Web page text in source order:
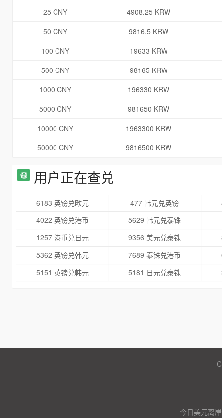
25 CNY
4908.25 KRW
50 CNY
9816.5 KRW
100 CNY
19633 KRW
500 CNY
98165 KRW
1000 CNY
196330 KRW
5000 CNY
981650 KRW
10000 CNY
1963300 KRW
50000 CNY
9816500 KRW
用户正在查兑
6183 英镑兑欧元 477 韩元兑英镑
4022 英镑兑港币
5629 韩元兑泰铢
1257 港币兑日元
9356 美元兑泰铢
5362 英镑兑韩元
7689 泰铢兑港币
5151 英镑兑韩元
5181 日元兑泰铢
今日美元离